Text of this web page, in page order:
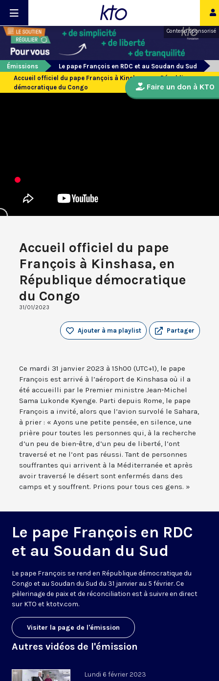
Contenu sponsorisé
Émissions
Le pape François en RDC et au Soudan du Sud
Accueil officiel du pape François à Kinshasa, en République
démocratique du Congo
Accueil officiel du pape
François à Kinshasa, en
République démocratique
du Congo
31/01/2023
Partager
Ajouter à ma playlist
Ce mardi 31 janvier 2023 à 15h00 (UTC+1), le pape
François est arrivé à l’aéroport de Kinshasa où il a
été accueilli par le Premier ministre Jean-Michel
Sama Lukonde Kyenge. Parti depuis Rome, le pape
François a invité, alors que l’avion survolé le Sahara,
à prier : « Ayons une petite pensée, en silence, une
prière pour toutes les personnes qui, à la recherche
d’un peu de bien-être, d’un peu de liberté, l’ont
traversé et ne l’ont pas réussi. Tant de personnes
souffrantes qui arrivent à la Méditerranée et après
avoir traversé le désert sont enfermés dans des
camps et y souffrent. Prions pour tous ces gens. »
Le pape François en RDC
et au Soudan du Sud
Le pape François se rend en République démocratique du
Congo et au Soudan du Sud du 31 janvier au 5 février. Ce
pèlerinage de paix et de réconciliation est à suivre en direct
sur KTO et ktotv.com.
Visiter la page de l'émission
Autres vidéos de l'émission
Lundi 6 février 2023
Faire un don à KTO